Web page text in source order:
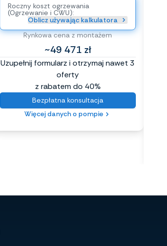
Roczny koszt ogrzewania
(Ogrzewanie i CWU):
Oblicz używając kalkulatora
Rynkowa cena z montażem
~49 471 zł
Uzupełnij formularz i otrzymaj nawet 3
oferty
z rabatem do 40%
Bezpłatna konsultacja
Więcej danych o pompie